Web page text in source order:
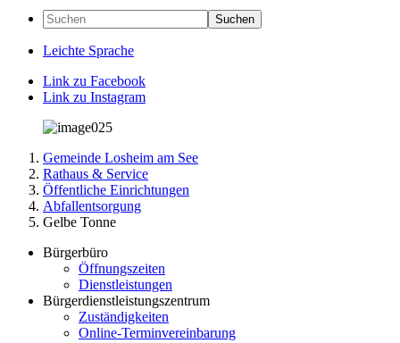
Suchen
Leichte Sprache
Link zu Facebook
Link zu Instagram
Gemeinde Losheim am See
Rathaus & Service
Öffentliche Einrichtungen
Abfallentsorgung
Gelbe Tonne
Bürgerbüro
Öffnungszeiten
Dienstleistungen
Bürgerdienstleistungszentrum
Zuständigkeiten
Online-Terminvereinbarung